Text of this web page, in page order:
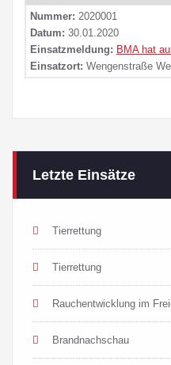
Nummer: 2020001
Datum: 30.01.2020
Einsatzmeldung: BMA hat
Einsatzort: Wengenstraße
Letzte Einsätze
Tierrettung
Tierrettung
Rauchentwicklung im
Brandnachschau